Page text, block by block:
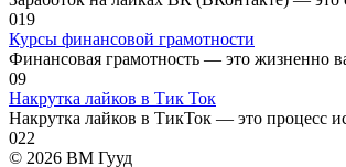
019
Курсы финансовой грамотности
Финансовая грамотность — это жизненно
09
Накрутка лайков в Тик Ток
Накрутка лайков в ТикТок — это процесс
022
© 2026 ВМ Гууд